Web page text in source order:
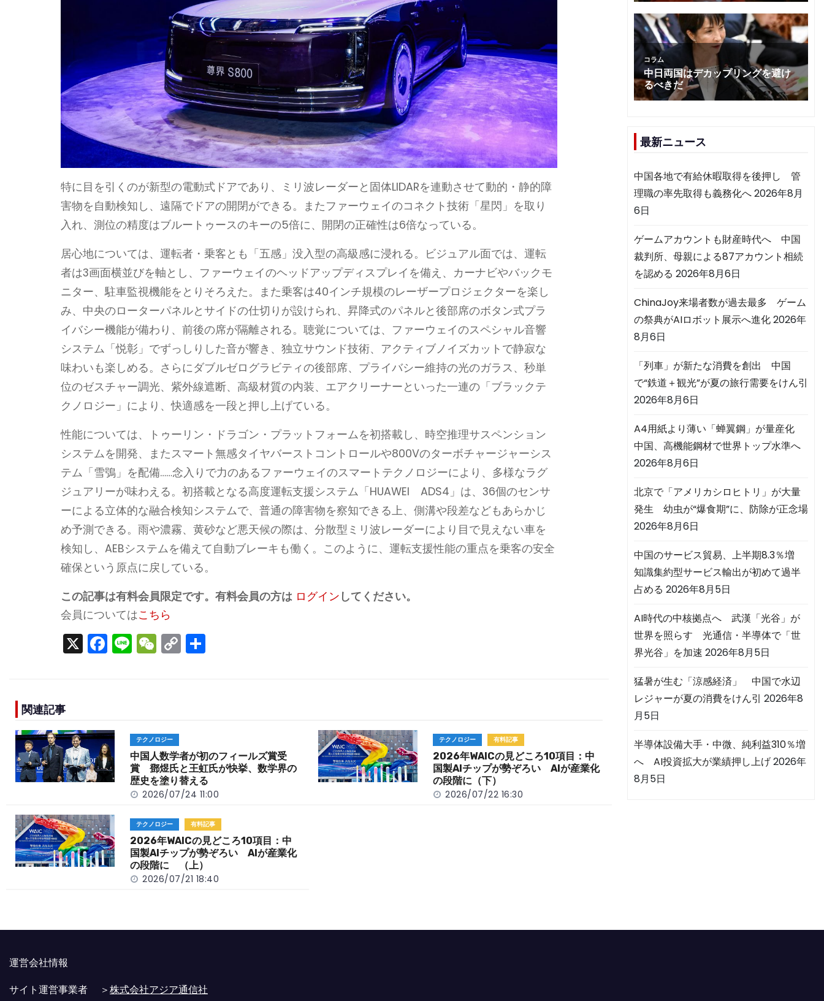
特に目を引くのが新型の電動式ドアであり、ミリ波レーダーと固体LIDARを連動させて動的・静的障
害物を自動検知し、遠隔でドアの開閉ができる。またファーウェイのコネクト技術「星閃」を取り
入れ、測位の精度はブルートゥースのキーの5倍に、開閉の正確性は6倍なっている。
居心地については、運転者・乗客とも「五感」没入型の高級感に浸れる。ビジュアル面では、運転
者は3画面横並びを軸とし、ファーウェイのヘッドアップディスプレイを備え、カーナビやバックモ
ニター、駐車監視機能をとりそろえた。また乗客は40インチ規模のレーザープロジェクターを楽し
み、中央のローターパネルとサイドの仕切りが設けられ、昇降式のパネルと後部席のボタン式プラ
イバシー機能が備わり、前後の席が隔離される。聴覚については、ファーウェイのスペシャル音響
システム「悦彰」でずっしりした音が響き、独立サウンド技術、アクティブノイズカットで静寂な
味わいも楽しめる。さらにダブルゼログラビティの後部席、プライバシー維持の光のガラス、秒単
位のゼスチャー調光、紫外線遮断、高級材質の内装、エアクリーナーといった一連の「ブラックテ
クノロジー」により、快適感を一段と押し上げている。
性能については、トゥーリン・ドラゴン・プラットフォームを初搭載し、時空推理サスペンション
システムを開発、またスマート無感タイヤバーストコントロールや800Vのターボチャージャーシス
テム「雪鴞」を配備……念入りで力のあるファーウェイのスマートテクノロジーにより、多様なラグ
ジュアリーが味わえる。初搭載となる高度運転支援システム「HUAWEI ADS4」は、36個のセンサ
ーによる立体的な融合検知システムで、普通の障害物を察知できる上、側溝や段差などもあらかじ
め予測できる。雨や濃霧、黄砂など悪天候の際は、分散型ミリ波レーダーにより目で見えない車を
検知し、AEBシステムを備えて自動ブレーキも働く。このように、運転支援性能の重点を乗客の安全
確保という原点に戻している。
この記事は有料会員限定です。有料会員の方は ログイン してください。
会員についてはこちら
X F
a
o
o
k
Li
n
W
e
t
C
o
k
関連記事
テクノロジー
中国人数学者が初のフィールズ賞受
賞 鄧煜氏と王虹氏が快挙、数学界の
歴史を塗り替える
2026/07/24 11:00
テクノロジー 有料記事
2026年WAICの見どころ10項目：中
国製AIチップが勢ぞろい AIが産業化
の段階に（下）
2026/07/22 16:30
テクノロジー 有料記事
2026年WAICの見どころ10項目：中
国製AIチップが勢ぞろい AIが産業化
の段階に （上）
2026/07/21 18:40
最新ニュース
中国各地で有給休暇取得を後押し 管
理職の率先取得も義務化へ2026年8月
6日
ゲームアカウントも財産時代へ 中国
裁判所、母親による87アカウント相続
を認める 2026年8月6日
ChinaJoy来場者数が過去最多 ゲーム
の祭典がAIロボット展示へ進化2026年
8月6日
「列車」が新たな消費を創出 中国
で“鉄道＋観光”が夏の旅行需要をけん引
2026年8月6日
A4用紙より薄い「蝉翼鋼」が量産化
中国、高機能鋼材で世界トップ水準へ
2026年8月6日
北京で「アメリカシロヒトリ」が大量
発生 幼虫が“爆食期”に、防除が正念場
2026年8月6日
中国のサービス貿易、上半期8.3％増
知識集約型サービス輸出が初めて過半
占める 2026年8月5日
AI時代の中核拠点へ 武漢「光谷」が
世界を照らす 光通信・半導体で「世
界光谷」を加速 2026年8月5日
猛暑が生む「涼感経済」 中国で水辺
レジャーが夏の消費をけん引 2026年8
月5日
半導体設備大手・中微、純利益310％増
へ AI投資拡大が業績押し上げ2026年
8月5日
運営会社情報
サイト運営事業者 ＞株式会社アジア通信社